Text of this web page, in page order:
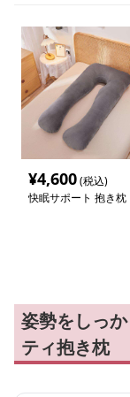
¥4,600(税込)
快眠サポート 抱き枕
姿勢をしっ
ティ抱き枕